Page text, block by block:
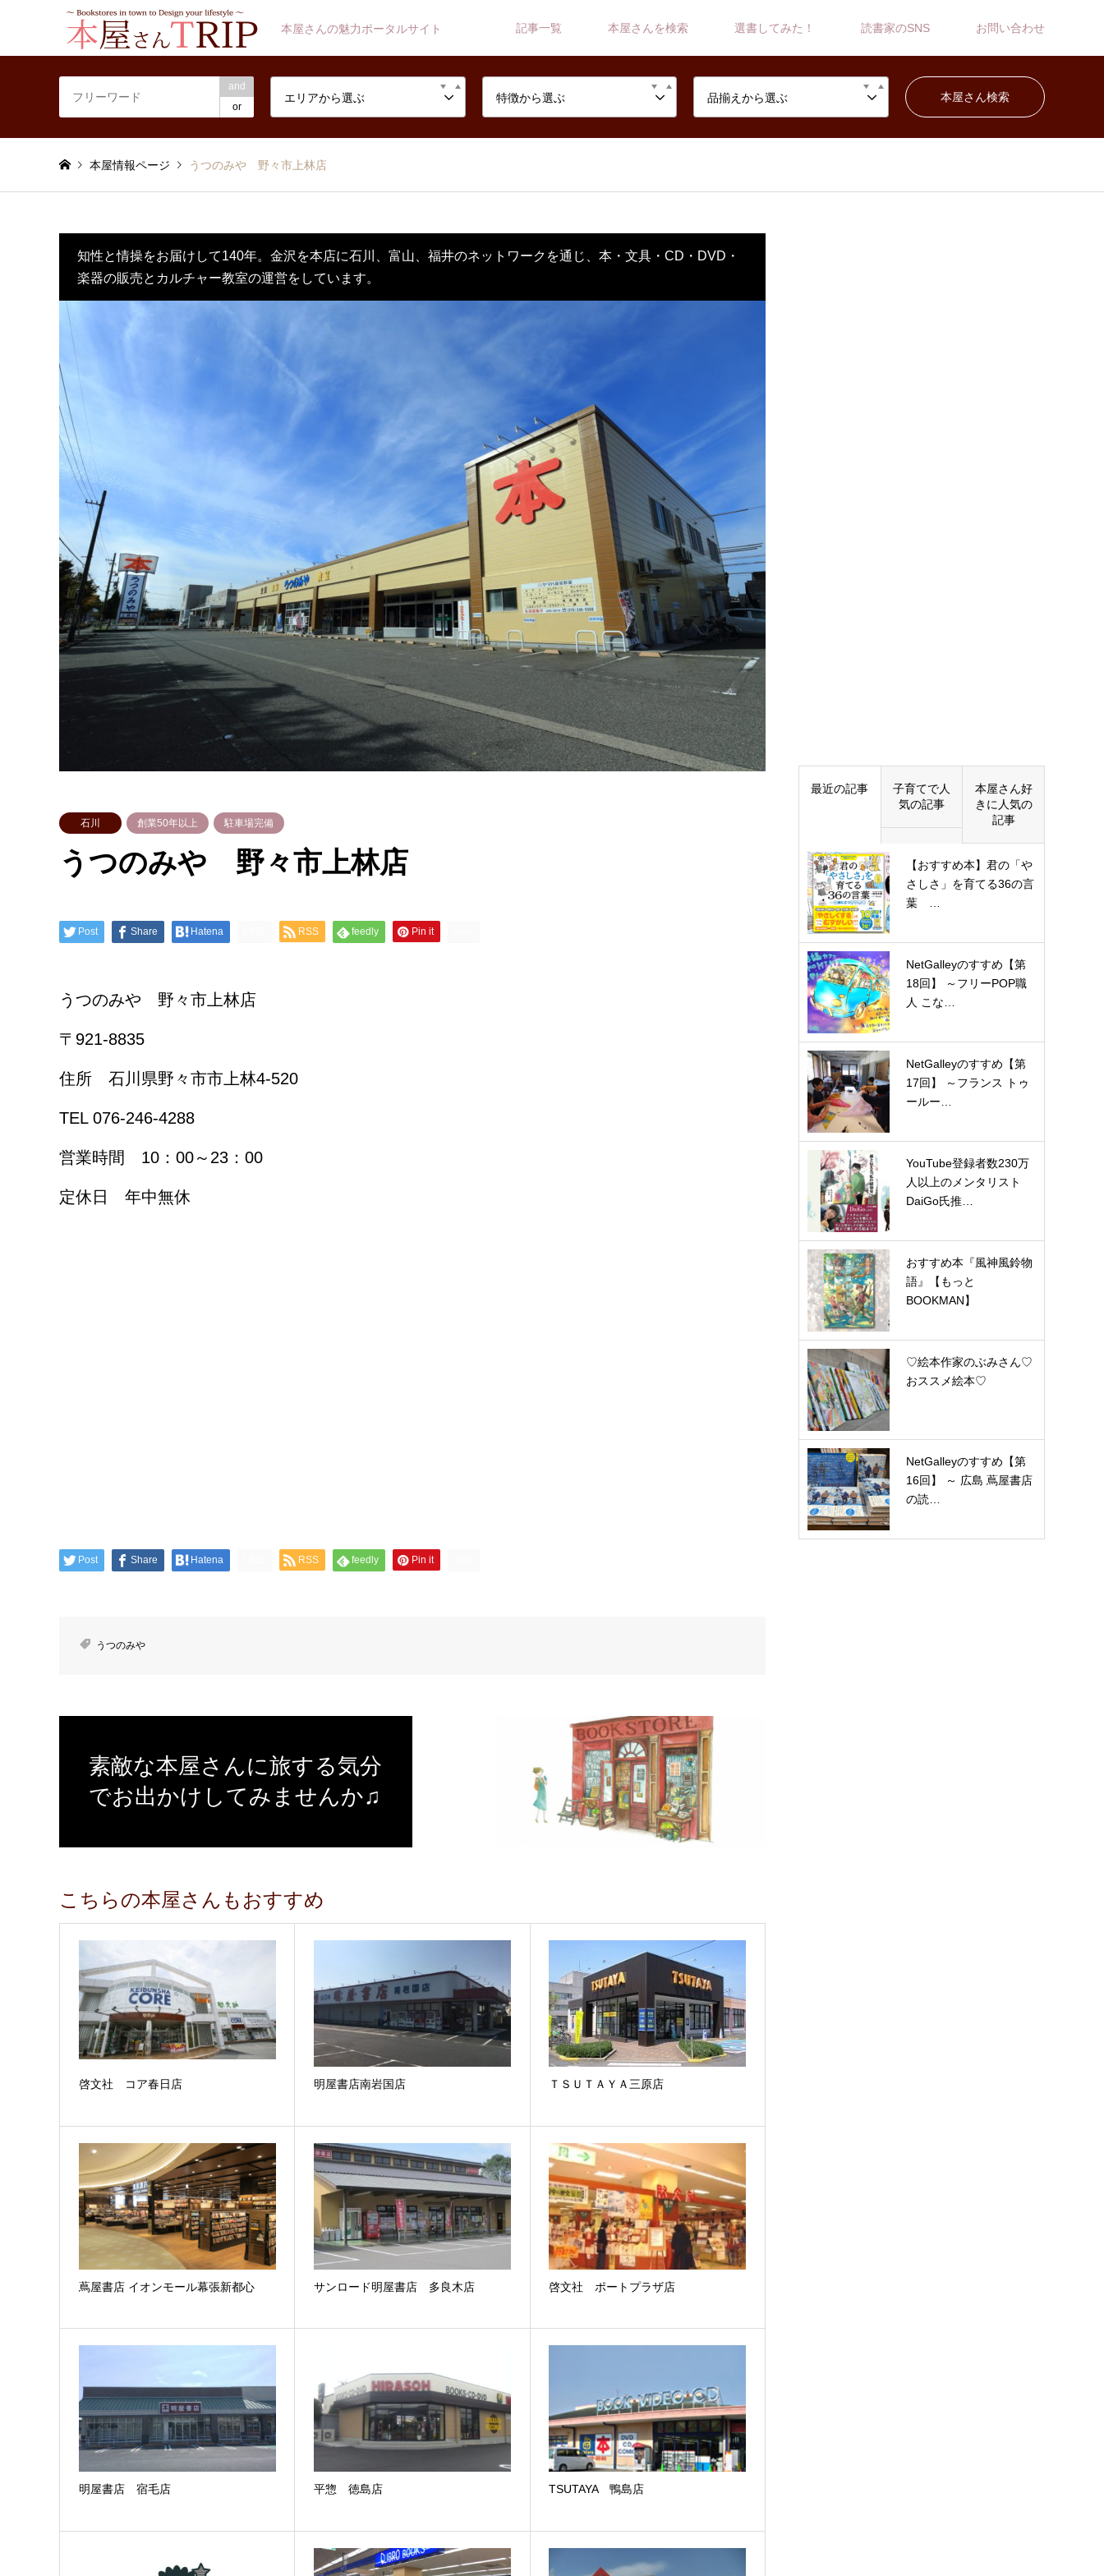
本屋さんの魅力ポータルサイト 記事一覧 本屋さんを検索 選書してみた！ 読書家のSNS お問い合わせ
and
or
エリアから選ぶ 特徴から選ぶ 品揃えから選ぶ
本屋情報ページ うつのみや 野々市上林店
知性と情操をお届けして140年。金沢を本店に石川、富山、福井のネットワークを通じ、本・文具・CD・DVD・
楽器の販売とカルチャー教室の運営をしています。
石川 創業50年以上 駐車場完備
うつのみや 野々市上林店
Post Share Hatena RSS feedly Pin it
うつのみや 野々市上林店
〒921-8835
住所 石川県野々市市上林4-520
TEL 076-246-4288
営業時間 10：00～23：00
定休日 年中無休
Post Share Hatena RSS feedly Pin it
うつのみや
素敵な本屋さんに旅する気分
でお出かけしてみませんか♫
こちらの本屋さんもおすすめ
啓文社 コア春日店 明屋書店南岩国店 ＴＳＵＴＡＹＡ三原店
蔦屋書店 イオンモール幕張新都心 サンロード明屋書店 多良木店 啓文社 ポートプラザ店
明屋書店 宿毛店 平惣 徳島店 TSUTAYA 鴨島店
最近の記事
子育てで人
気の記事
本屋さん好
きに人気の
記事
【おすすめ本】君の「や
さしさ」を育てる36の言
葉 …
NetGalleyのすすめ【第
18回】 ～フリーPOP職
人 こな…
NetGalleyのすすめ【第
17回】 ～フランス トゥ
ールー…
YouTube登録者数230万
人以上のメンタリスト
DaiGo氏推…
おすすめ本『風神風鈴物
語』【もっと
BOOKMAN】
♡絵本作家のぶみさん♡
おススメ絵本♡
NetGalleyのすすめ【第
16回】 ～ 広島 蔦屋書店
の読…